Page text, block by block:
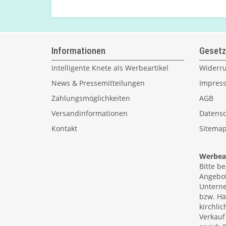
Informationen
Intelligente Knete als Werbeartikel
News & Pressemitteilungen
Zahlungsmöglichkeiten
Versandinformationen
Kontakt
AGB
Sitemap
Bitte
bzw.